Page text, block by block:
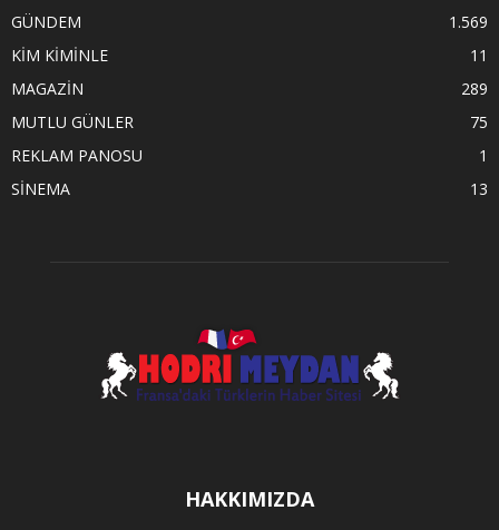
GÜNDEM
1.569
KİM KİMİNLE
11
MAGAZİN
289
MUTLU GÜNLER
75
REKLAM PANOSU
1
SİNEMA
13
HAKKIMIZDA